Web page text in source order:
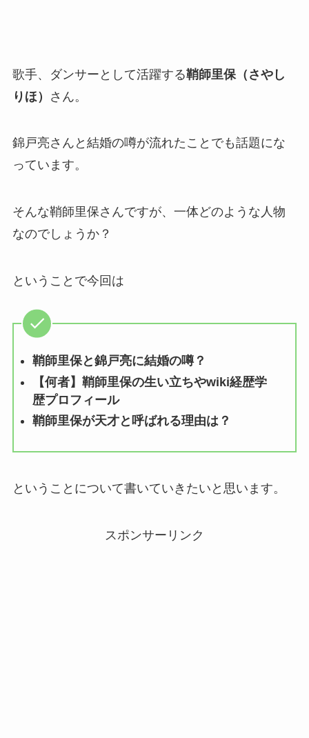
歌手、ダンサーとして活躍する鞘師里保（さやし
りほ）
さん。
錦戸亮さんと結婚の噂が流れたことでも話題にな
っています。
そんな鞘師里保さんですが、一体どのような人物
なのでしょうか？
ということで今回は
鞘師里保と錦戸亮に結婚の噂？
【何者】鞘師里保の生い立ちやwiki経歴学
歴プロフィール
鞘師里保が天才と呼ばれる理由は？
ということについて書いていきたいと思います。
スポンサーリンク